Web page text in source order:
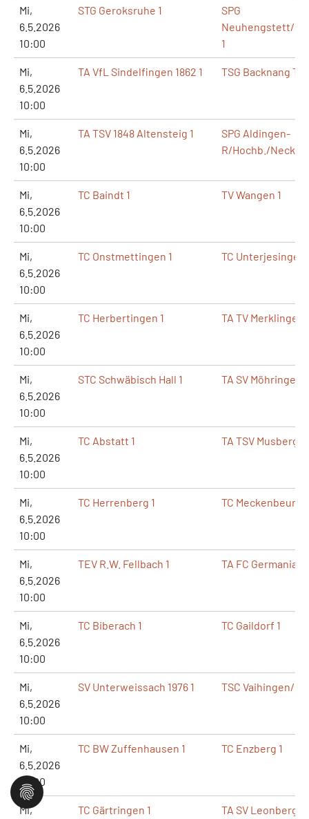
Mi,
6.5.2026
10:00
STG Geroksruhe 1
SPG
Neuhengstett/
1
Mi,
6.5.2026
10:00
TA VfL Sindelfingen 1862 1 TSG Backnang
Mi,
6.5.2026
10:00
TA TSV 1848 Altensteig 1
SPG Aldingen-
R/Hochb./Neckar.
Mi,
6.5.2026
10:00
TC Baindt 1 TV Wangen 1
Mi,
6.5.2026
10:00
TC Onstmettingen 1 TC Unterjesingen
Mi,
6.5.2026
10:00
TC Herbertingen 1 TA TV Merklingen
Mi,
6.5.2026
10:00
STC Schwäbisch Hall 1 TA SV Möhringen 1
Mi,
6.5.2026
10:00
TC Abstatt 1 TA TSV Musberg 1
Mi,
6.5.2026
10:00
TC Herrenberg 1 TC
Mi,
6.5.2026
10:00
TEV R.W. Fellbach 1 TA FC Germania
Mi,
6.5.2026
10:00
TC Biberach 1 TC Gaildorf 1
Mi,
6.5.2026
10:00
SV Unterweissach 1976 1 TSC Vaihingen/
Mi,
6.5.2026
10:00
TC BW Zuffenhausen 1 TC Enzberg 1
Mi, TC Gärtringen 1 TA SV Leonberg/